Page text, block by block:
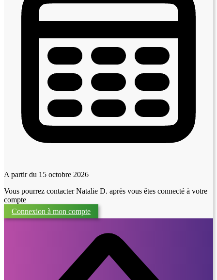
A partir du 15 octobre 2026
Vous pourrez contacter Natalie D. après vous êtes connecté à votre
compte
Connexion à mon compte